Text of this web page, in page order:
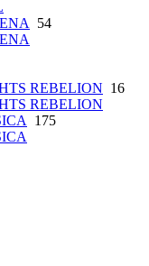
54
REBELION 16
REBELION
175